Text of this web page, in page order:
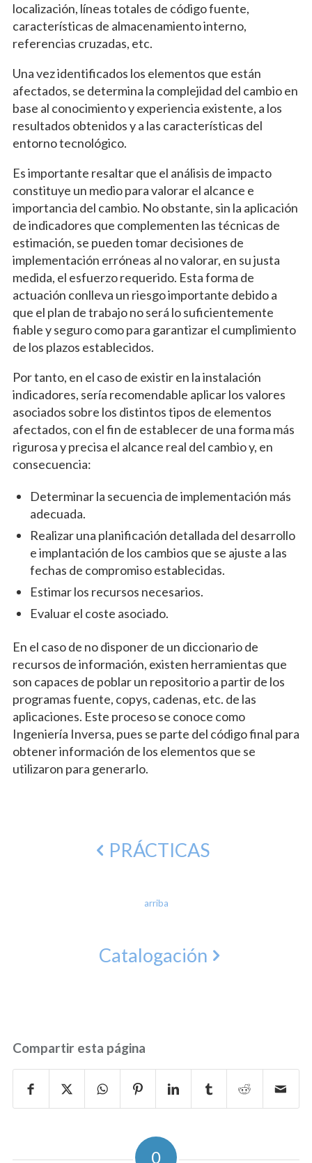
localización, líneas totales de código fuente,
características de almacenamiento interno,
referencias cruzadas, etc.
Una vez identificados los elementos que están
afectados, se determina la complejidad del cambio en
base al conocimiento y experiencia existente, a los
resultados obtenidos y a las características del
entorno tecnológico.
Es importante resaltar que el análisis de impacto
constituye un medio para valorar el alcance e
importancia del cambio. No obstante, sin la aplicación
de indicadores que complementen las técnicas de
estimación, se pueden tomar decisiones de
implementación erróneas al no valorar, en su justa
medida, el esfuerzo requerido. Esta forma de
actuación conlleva un riesgo importante debido a
que el plan de trabajo no será lo suficientemente
fiable y seguro como para garantizar el cumplimiento
de los plazos establecidos.
Por tanto, en el caso de existir en la instalación
indicadores, sería recomendable aplicar los valores
asociados sobre los distintos tipos de elementos
afectados, con el fin de establecer de una forma más
rigurosa y precisa el alcance real del cambio y, en
consecuencia:
Determinar la secuencia de implementación más
adecuada.
Realizar una planificación detallada del desarrollo
e implantación de los cambios que se ajuste a las
fechas de compromiso establecidas.
Estimar los recursos necesarios.
Evaluar el coste asociado.
En el caso de no disponer de un diccionario de
recursos de información, existen herramientas que
son capaces de poblar un repositorio a partir de los
programas fuente, copys, cadenas, etc. de las
aplicaciones. Este proceso se conoce como
Ingeniería Inversa, pues se parte del código final para
obtener información de los elementos que se
utilizaron para generarlo.
PRÁCTICAS
arriba
Catalogación
Compartir esta página
0